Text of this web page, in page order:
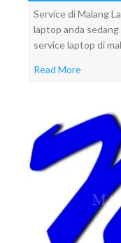
Service di Malang
laptop anda
service laptop di
Read More